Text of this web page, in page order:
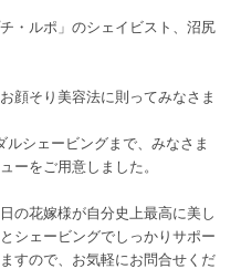
・ルポ」のシェイビスト、沼尻
顔そり美容法に則ってみなさま
ルシェービングまで、みなさま
ーをご用意しました。
の花嫁様が自分史上最高に美し
シェービングでしっかりサポー
すので、お気軽にお問合せくだ